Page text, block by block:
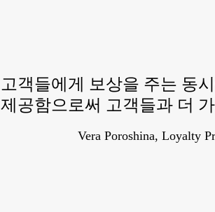
고객들에게 보상을 주는 동
제공함으로써 고객들과 더
Vera Poroshina, Loyalty